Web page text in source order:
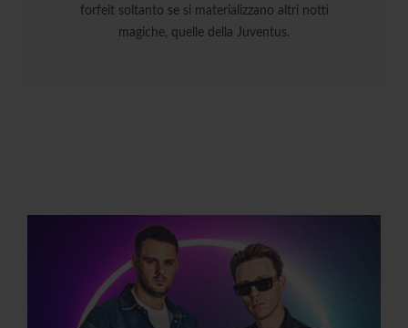
forfeit soltanto se si materializzano altri notti
magiche, quelle della Juventus.